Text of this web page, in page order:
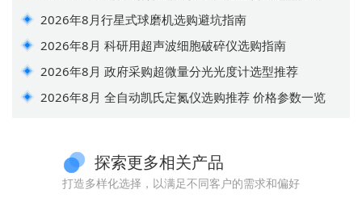
2026年8月行星式球磨机选购避坑指南
2026年8月 科研用超声波细胞破碎仪选购指南
2026年8月 政府采购超微量分光光度计选型推荐
2026年8月 全自动凯氏定氮仪选购推荐 价格参数一览
探索更多相关产品
打造多样化选择，以满足不同客户的需求和偏好